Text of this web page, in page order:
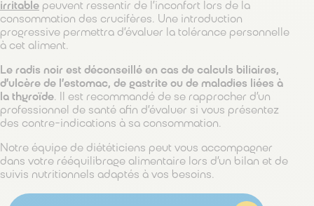
irritable peuvent ressentir de l’inconfort lors de la
consommation des crucifères. Une introduction
progressive permettra d’évaluer la tolérance personnelle
à cet aliment.
Le radis noir est déconseillé en cas de calculs biliaires,
d’ulcère de l’estomac, de gastrite ou de maladies liées à
la thyroïde. Il est recommandé de se rapprocher d’un
professionnel de santé afin d’évaluer si vous présentez
des contre-indications à sa consommation.
Notre équipe de diététiciens peut vous accompagner
dans votre rééquilibrage alimentaire lors d’un bilan et de
suivis nutritionnels adaptés à vos besoins.